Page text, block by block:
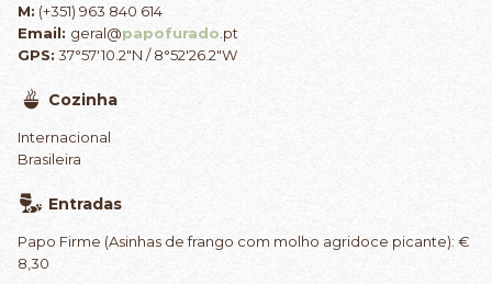
M: (+351) 963 840 614
Email: geral@papofurado .pt
GPS: 37°57'10.2"N / 8°52'26.2"W
Cozinha
Internacional
Brasileira
Entradas
Papo Firme (Asinhas de frango com molho agridoce picante): €
8,30